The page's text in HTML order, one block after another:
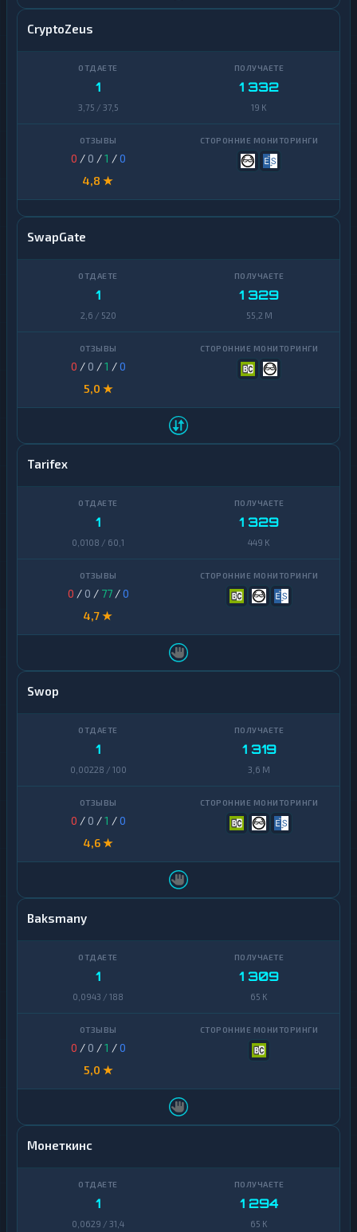
CryptoZeus
1
3,75 / 37,5
1 332
19 K
0 / 0 /1 /0
4,8 ★
SwapGate
1
2,6 / 520
1 329
55,2 M
0 / 0 /1 /0
5,0 ★
Tarifex
1
0,0108 / 60,1
1 329
449 K
0 / 0 / 77/0
4,7 ★
Swop
1
0,00228 / 100
1 319
3,6 M
0 / 0 /1 /0
4,6 ★
Baksmany
1
0,0943 / 188
1 309
65 K
0 / 0 /1 /0
5,0 ★
Монеткинс
1
0,0629 / 31,4
1 294
65 K